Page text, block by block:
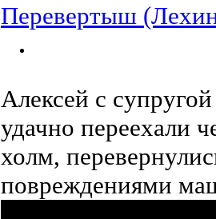
Перевертыш
Алексей с
удачно переехали
холм,
повреждениями